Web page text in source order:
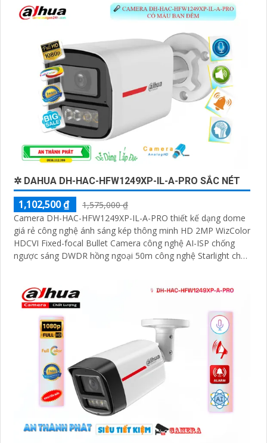
✲ DAHUA DH-HAC-HFW1249XP-IL-A-PRO SẮC NÉT
1,102,500 ₫
1,575,000 ₫
Camera DH-HAC-HFW1249XP-IL-A-PRO thiết kế dạng dome
giá rẻ công nghệ ánh sáng kép thông minh HD 2MP WizColor
HDCVI Fixed-focal Bullet Camera công nghệ AI-ISP chống
ngược sáng DWDR hồng ngoại 50m công nghệ Starlight cho